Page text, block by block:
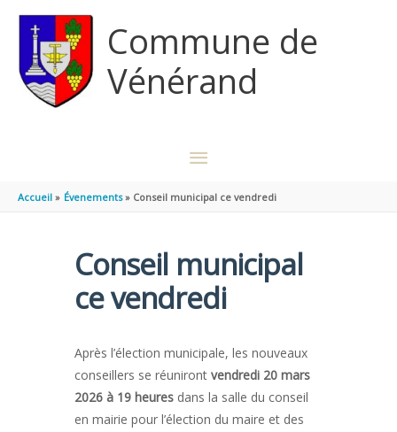
Commune de
Vénérand
MENU
PRINCIPAL
Accueil Évenements Conseil municipal ce vendredi
Conseil municipal
ce vendredi
Après l’élection municipale, les nouveaux
conseillers se réuniront vendredi 20 mars
2026 à 19 heures dans la salle du conseil
en mairie pour l’élection du maire et des